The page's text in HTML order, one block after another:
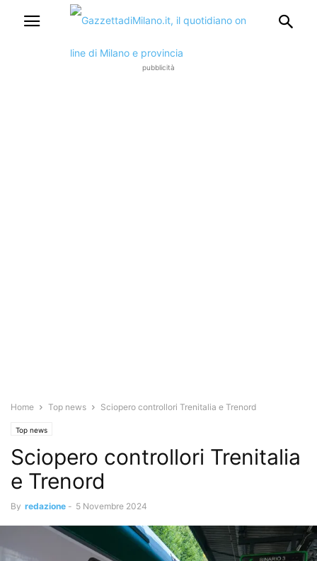
pubblicità
Home Top news Sciopero controllori Trenitalia e Trenord
Top news
Sciopero controllori Trenitalia
e Trenord
By redazione - 5 Novembre 2024